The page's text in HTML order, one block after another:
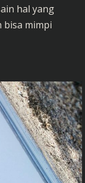
hal yang
bisa mimpi